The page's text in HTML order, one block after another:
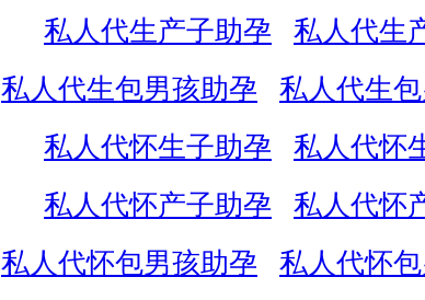
私人代生产子助孕
私人代生
私人代生包男孩助孕
私人代生
私人代怀生子助孕
私人代怀
私人代怀产子助孕
私人代怀
私人代怀包男孩助孕
私人代怀